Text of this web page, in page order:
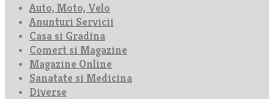
Auto, Moto, Velo
Anunturi Servicii
Casa si Gradina
Comert si Magazine
Magazine Online
Sanatate si Medicina
Diverse